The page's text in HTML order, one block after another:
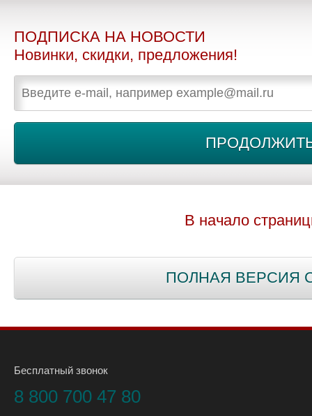
ПОДПИСКА НА НОВОСТИ
Новинки, скидки, предложения!
В начало
ПОЛНАЯ ВЕРСИЯ
Бесплатный звонок
8 800 700 47 80